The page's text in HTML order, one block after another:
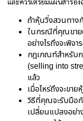
ถ้าหุ้นวิ่งสวนทา
ในกรณีที่คุณขาย
อย่างไรถึงจะพิจ
กฎเกณฑ์สำหรับ
(selling into
แล้ว
เมื่อไหร่ถึงจะขา
วิธีที่คุณจะรับมือ
เปลี่ยนแปลงอย่า